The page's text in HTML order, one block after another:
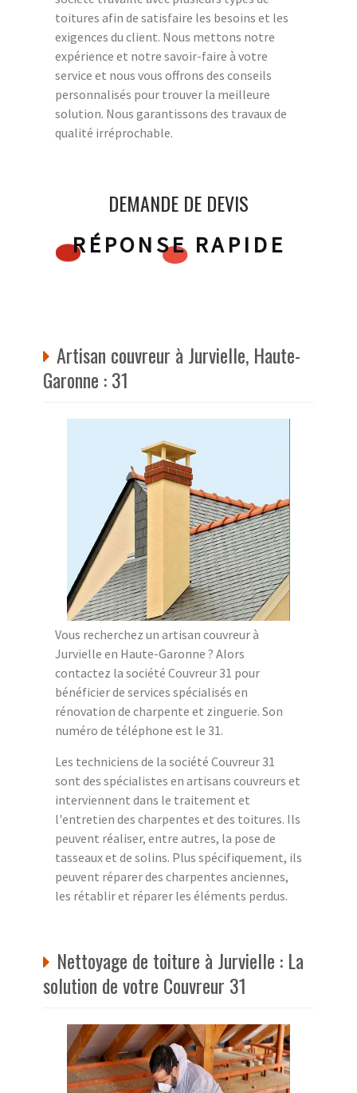
toitures afin de satisfaire les besoins et les
exigences du client. Nous mettons notre
expérience et notre savoir-faire à votre
service et nous vous offrons des conseils
personnalisés pour trouver la meilleure
solution. Nous garantissons des travaux de
qualité irréprochable.
DEMANDE DE DEVIS
RÉPONSE RAPIDE
Artisan couvreur à Jurvielle, Haute-
Garonne : 31
Vous recherchez un artisan couvreur à
Jurvielle en Haute-Garonne ? Alors
contactez la société Couvreur 31 pour
bénéficier de services spécialisés en
rénovation de charpente et zinguerie. Son
numéro de téléphone est le 31.
Les techniciens de la société Couvreur 31
sont des spécialistes en artisans couvreurs et
interviennent dans le traitement et
l'entretien des charpentes et des toitures. Ils
peuvent réaliser, entre autres, la pose de
tasseaux et de solins. Plus spécifiquement, ils
peuvent réparer des charpentes anciennes,
les rétablir et réparer les éléments perdus.
Nettoyage de toiture à Jurvielle : La
solution de votre Couvreur 31